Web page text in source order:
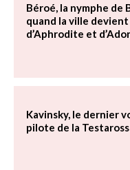
Béroé, la nymphe de
quand la ville
d’Aphrodite et
Kavinsky, le dernier
pilote de la